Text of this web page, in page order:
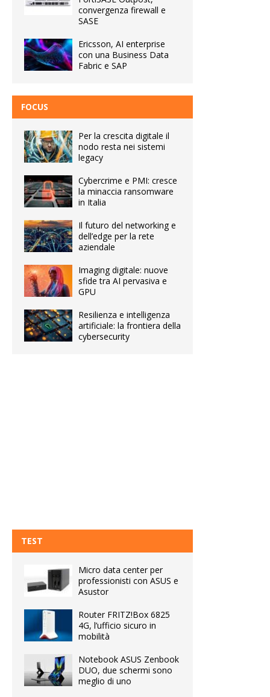
convergenza firewall e
SASE
Ericsson, AI enterprise
con una Business Data
Fabric e SAP
FOCUS
Per la crescita digitale il
nodo resta nei sistemi
legacy
Cybercrime e PMI: cresce
la minaccia ransomware
in Italia
Il futuro del networking e
dell’edge per la rete
aziendale
Imaging digitale: nuove
sfide tra AI pervasiva e
GPU
Resilienza e intelligenza
artificiale: la frontiera della
cybersecurity
TEST
Micro data center per
professionisti con ASUS e
Asustor
Router FRITZ!Box 6825
4G, l’ufficio sicuro in
mobilità
Notebook ASUS Zenbook
DUO, due schermi sono
meglio di uno